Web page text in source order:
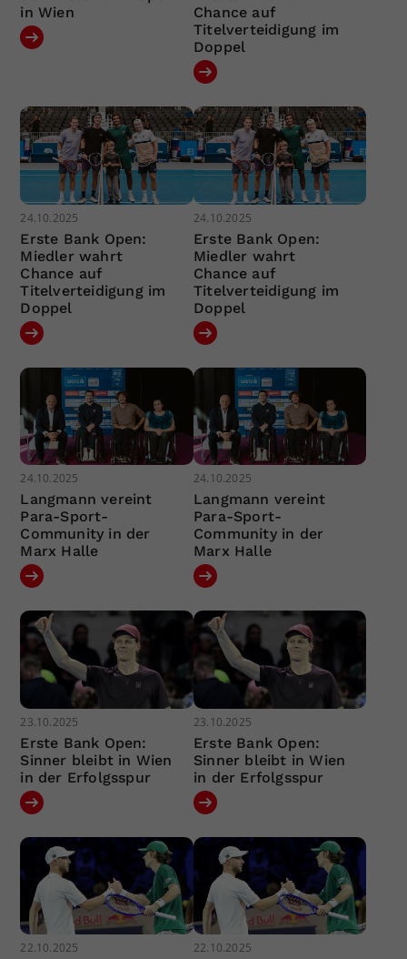
in Wien
Chance auf
Titelverteidigung im
Doppel
24.10.2025
Erste Bank Open:
Miedler wahrt
Chance auf
Titelverteidigung im
Doppel
24.10.2025
Erste Bank Open:
Miedler wahrt
Chance auf
Titelverteidigung im
Doppel
24.10.2025
Langmann vereint
Para-Sport-
Community in der
Marx Halle
24.10.2025
Langmann vereint
Para-Sport-
Community in der
Marx Halle
23.10.2025
Erste Bank Open:
Sinner bleibt in Wien
in der Erfolgsspur
23.10.2025
Erste Bank Open:
Sinner bleibt in Wien
in der Erfolgsspur
22.10.2025 22.10.2025